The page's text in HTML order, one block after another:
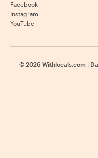
Facebook
Instagram
YouTube
© 2026 Withlocals.com |